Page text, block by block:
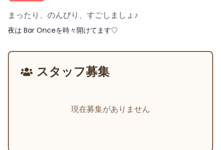
まったり、のんびり、すごしましょ♪
夜は Bar Onceを時々開けてます♡
スタッフ募集
現在募集がありません